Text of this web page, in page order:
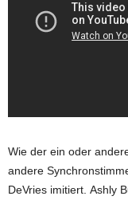
Wie der ein oder
andere
DeVries imitiert. Ashly